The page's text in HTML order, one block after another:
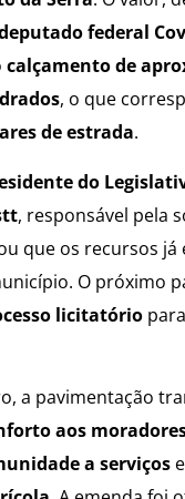
federal
calçamento de
, o que
de estrada.
do
, responsável pela
que os recursos já
O próximo
licitatório
a pavimentação
aos
a serviços